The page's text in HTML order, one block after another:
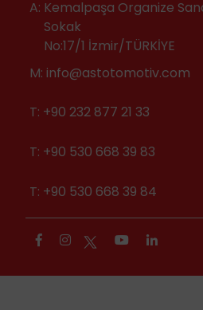
A: Kemalpaşa Organize
Sokak
No:17/1 İzmir/TÜRKİYE
M: info@astotomotiv.com
T: +90 232 877 21 33
T: +90 530 668 39 83
T: +90 530 668 39 84